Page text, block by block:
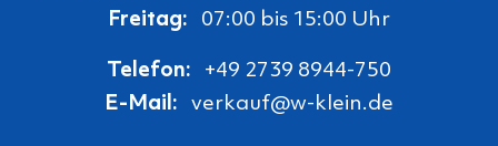
Freitag: 07:00 bis 15:00 Uhr
Telefon: +49 2739 8944-750
E-Mail: verkauf@w-klein.de